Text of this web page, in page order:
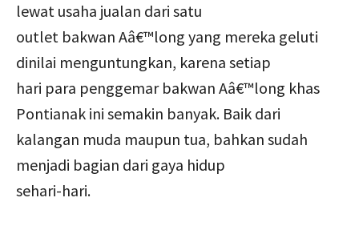
lewat usaha jualan dari satu
outlet bakwan Aâ€™long yang mereka geluti
dinilai menguntungkan, karena setiap
hari para penggemar bakwan Aâ€™long khas
Pontianak ini semakin banyak. Baik dari
kalangan muda maupun tua, bahkan sudah
menjadi bagian dari gaya hidup
sehari-hari.